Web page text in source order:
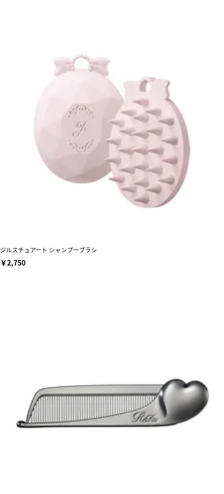
ジルスチュアート シャンプーブラシ
￥2,750